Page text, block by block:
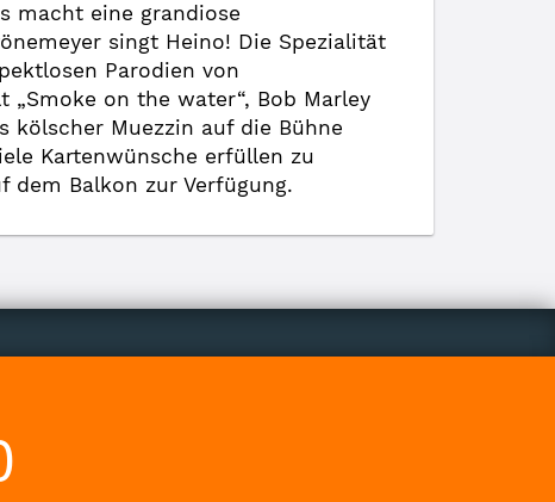
macht eine grandiose
singt Heino! Die Spezialität
Parodien von
„Smoke on the water“, Bob Marley
kölscher Muezzin auf die Bühne
Kartenwünsche erfüllen zu
dem Balkon zur Verfügung.